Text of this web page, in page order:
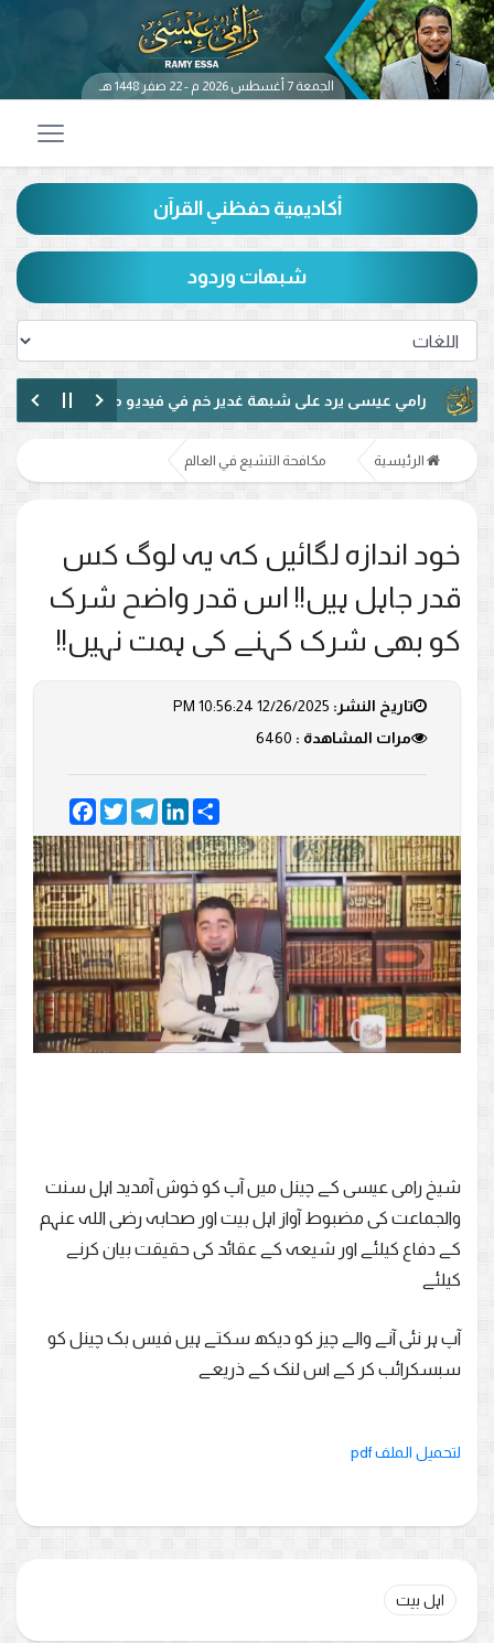
الجمعة 7 أغسطس 2026 م - 22 صفر 1448 هـ
أكاديمية حفظني القرآن
شبهات وردود
رامي عيسى يرد على شبهة غدير خم في فيديو متداول.. ماذا قال عن
الرئيسية مكافحة التشيع في العالم
خود اندازہ لگائیں کہ یہ لوگ کس
قدر جاہل ہیں!! اس قدر واضح شرک
کو بھی شرک کہنے کی ہمت نہیں!!
تاريخ النشر: 12/26/2025 10:56:24 PM
مرات المشاهدة : 6460
FacebookTwitter
TelegramLinkedInShare
شیخ رامی عیسی کے چینل میں آپ کو خوش آمدید اہل سنت
والجماعت کی مضبوط آواز اہل بیت اور صحابہ رضی اللہ عنہم
کے دفاع کیلئے اور شیعہ کے عقائد کی حقیقت بیان کرنے
کیلئے
آپ ہر نئی آنے والے چیز کو دیکھ سکتے ہیں فیس بک چینل کو
سبسکرائب کر کے اس لنک کے ذریعے
لتحميل الملف pdf
اہل بیت